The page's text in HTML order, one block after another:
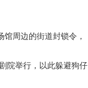
周边的街道封锁令，
院举行，以此躲避狗仔